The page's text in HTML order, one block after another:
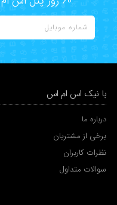
با نیک اس ام اس
درباره ما
برخی از مشتریان
نظرات کاربران
سوالات متداول